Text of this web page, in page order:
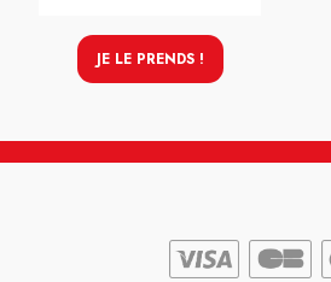
JE LE PRENDS !